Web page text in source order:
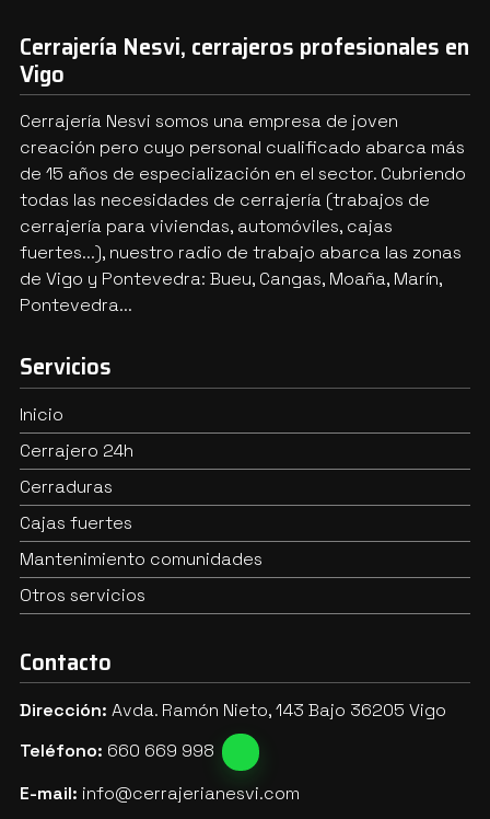
Cerrajería Nesvi, cerrajeros profesionales en
Vigo
Cerrajería Nesvi somos una empresa de joven
creación pero cuyo personal cualificado abarca más
de 15 años de especialización en el sector. Cubriendo
todas las necesidades de cerrajería (trabajos de
cerrajería para viviendas, automóviles, cajas
fuertes...), nuestro radio de trabajo abarca las zonas
de Vigo y Pontevedra: Bueu, Cangas, Moaña, Marín,
Pontevedra...
Servicios
Inicio
Cerrajero 24h
Cerraduras
Cajas fuertes
Mantenimiento comunidades
Otros servicios
Contacto
Dirección: Avda. Ramón Nieto, 143 Bajo 36205 Vigo
Teléfono: 660 669 998
E-mail: info@cerrajerianesvi.com